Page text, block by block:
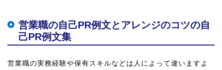
営業職の自己PR例文とアレンジのコツの自
己PR例文集
営業職の実務経験や保有スキルなどは人によって違いますよ